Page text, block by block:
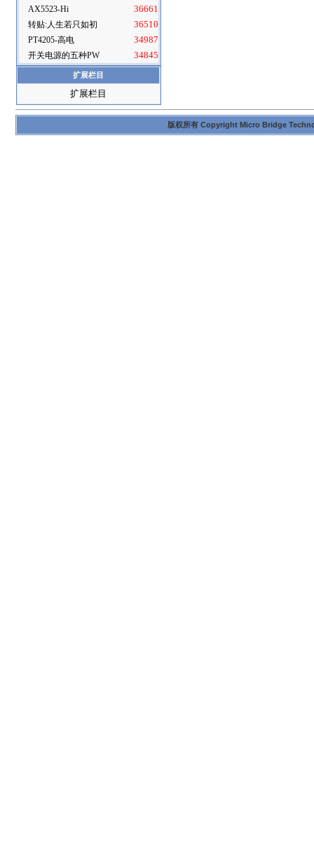
AX5523-Hi
36661
转贴:人生若只如初
36510
PT4205-高电
34987
开关电源的五种PW
34845
扩展栏目
扩展栏目
版权所有 Copyright Micro Bridge